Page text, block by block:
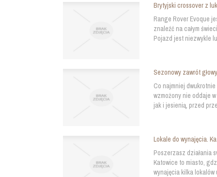
Brytyjski crossover z
Range Rover Evoque
znaleźć na całym
Pojazd jest niezwykle
Sezonowy zawrót
Co najmniej
wzmożony nie oddaje
jak i jesienią, przed
Lokale do wynajęcia.
Poszerzasz działania
Katowice to miasto,
wynajęcia kilka